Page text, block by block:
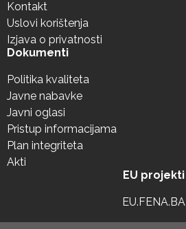
Kontakt
Uslovi korištenja
Izjava o privatnosti
Dokumenti
Politika kvaliteta
Javne nabavke
Javni oglasi
Pristup informacijama
Plan integriteta
Akti
EU projekti
EU.FENA.BA